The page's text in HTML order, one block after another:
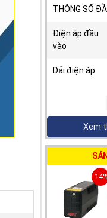
THÔNG SỐ
Điện áp đầu
vào
Dải điện áp
Dải tần số
Hệ số công
THDi – Tổng
Xem
-